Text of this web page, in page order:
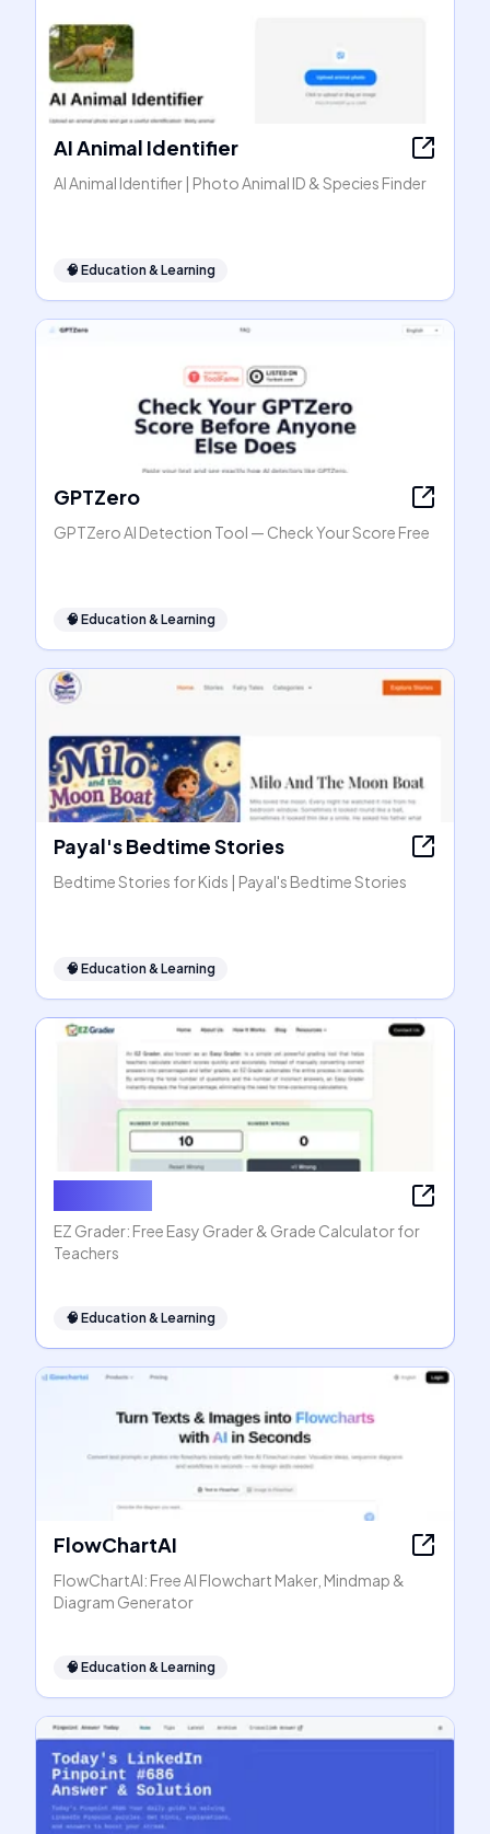
AI Animal Identifier
AI Animal Identifier | Photo Animal ID & Species Finder
🧠 Education & Learning
GPTZero
GPTZero AI Detection Tool — Check Your Score Free
🧠 Education & Learning
Payal's Bedtime Stories
Bedtime Stories for Kids | Payal's Bedtime Stories
🧠 Education & Learning
EZ Grader: Free Easy Grader & Grade Calculator for
Teachers
🧠 Education & Learning
FlowChartAI
FlowChartAI: Free AI Flowchart Maker, Mindmap &
Diagram Generator
🧠 Education & Learning